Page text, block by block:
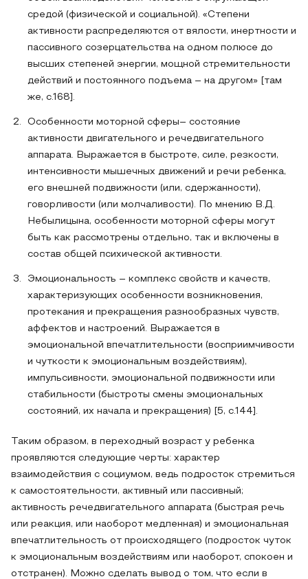
средой (физической и социальной). «Степени
активности распределяются от вялости, инертности и
пассивного созерцательства на одном полюсе до
высших степеней энергии, мощной стремительности
действий и постоянного подъема – на другом» [там
же, с.168].
Особенности моторной сферы– состояние
активности двигательного и речедвигательного
аппарата. Выражается в быстроте, силе, резкости,
интенсивности мышечных движений и речи ребенка,
его внешней подвижности (или, сдержанности),
говорливости (или молчаливости). По мнению В.Д.
Небылицына, особенности моторной сферы могут
быть как рассмотрены отдельно, так и включены в
состав общей психической активности.
Эмоциональность – комплекс свойств и качеств,
характеризующих особенности возникновения,
протекания и прекращения разнообразных чувств,
аффектов и настроений. Выражается в
эмоциональной впечатлительности (восприимчивости
и чуткости к эмоциональным воздействиям),
импульсивности, эмоциональной подвижности или
стабильности (быстроты смены эмоциональных
состояний, их начала и прекращения) [5, с.144].
Таким образом, в переходный возраст у ребенка
проявляются следующие черты: характер
взаимодействия с социумом, ведь подросток стремиться
к самостоятельности, активный или пассивный;
активность речедвигательного аппарата (быстрая речь
или реакция, или наоборот медленная) и эмоциональная
впечатлительность от происходящего (подросток чуток
к эмоциональным воздействиям или наоборот, спокоен и
отстранен). Можно сделать вывод о том, что если в